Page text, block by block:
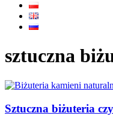
sztuczna
Sztuczna biżuteria